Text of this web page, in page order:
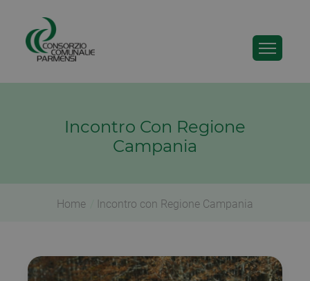
Incontro Con Regione
Campania
Home Incontro con Regione Campania